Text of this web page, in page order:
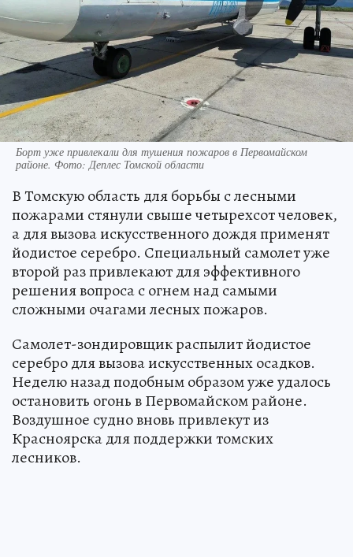
Борт уже привлекали для тушения пожаров в Первомайском
районе. Фото: Деплес Томской области
В Томскую область для борьбы с лесными
пожарами стянули свыше четырехсот человек,
а для вызова искусственного дождя применят
йодистое серебро. Специальный самолет уже
второй раз привлекают для эффективного
решения вопроса с огнем над самыми
сложными очагами лесных пожаров.
Самолет-зондировщик распылит йодистое
серебро для вызова искусственных осадков.
Неделю назад подобным образом уже удалось
остановить огонь в Первомайском районе.
Воздушное судно вновь привлекут из
Красноярска для поддержки томских
лесников.